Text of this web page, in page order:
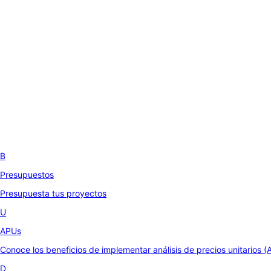
B
Presupuestos
Presupuesta tus proyectos
U
APUs
Conoce los beneficios de implementar análisis de precios unitarios
D